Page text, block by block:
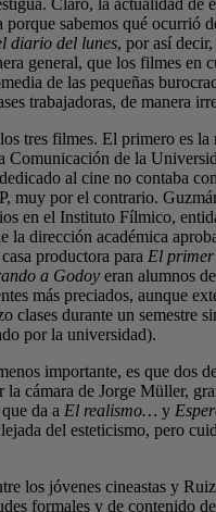
porque sabemos qué ocurrió
diario del lunes, por así
general, que los filmes en
de las pequeñas
trabajadoras, de manera
tres filmes. El primero es la
Comunicación de la
al cine no contaba
muy por el contrario.
en el Instituto Fílmico,
la dirección académica
productora para El
a Godoy eran alumnos
más preciados, aunque
clases durante un semestre
por la universidad).
importante, es que dos
la cámara de Jorge Müller,
da a El realismo… y
del esteticismo, pero
los jóvenes cineastas y
formales y de contenido